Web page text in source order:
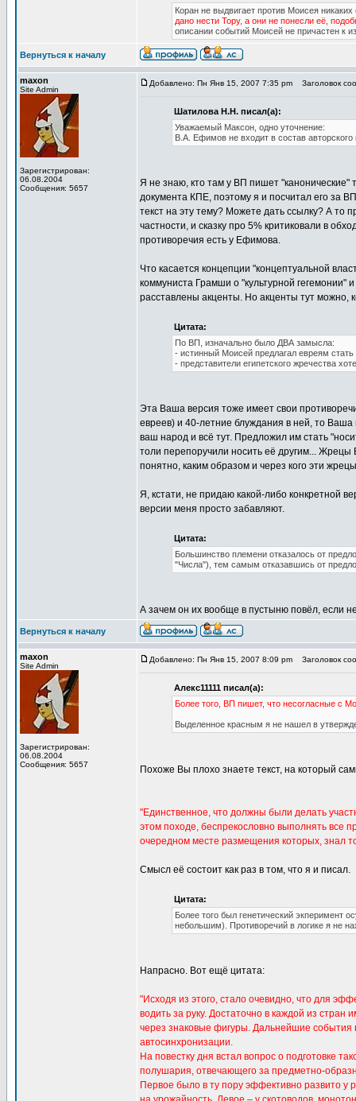
Коран не выдвигает против Моисея
дано нести Тору, а они не понесли её,
описании событий Моисей не причастен к
Вернуться к началу
maxon
Site Admin
Зарегистрирован:
06.08.2004
Сообщения: 5657
Добавлено: Пн Янв 15, 2007 7:35 pm Заголовок
Шатилова Н.Н. писал(а):
Уважаемый Максон, одно уточнение:
В.А. Ефимов не входит в состав
Я не знаю, кто там у ВП пишет "канонические"
документа КПЕ, поэтому я и посчитал его за
текст на эту тему? Можете дать ссылку? А то
частности, и сказку про 5% критиковали в
противоречия есть у Ефимова.
Что касается концепции "концептуальной
коммуниста Грамши о "культурной гегемонии"
расставлены акценты. Но акценты тут можно,
Цитата:
По ВП, изначально было ДВА замысла:
- истинный Моисей предлагал евреям
- представители египетского жречества
Эта Ваша версия тоже имеет свои
евреев) и 40-летние блуждания в ней, то
ваш народ и всё тут. Предложил им стать
толи перепоручили носить её другим... Жрецы
понятно, каким образом и через кого эти
Я, кстати, не придаю какой-либо конкретной
версии меня просто забавляют.
Цитата:
Большинство племени отказалось от
"Числа"), тем самым отказавшись от
А зачем он их вообще в пустыню повёл, если
Вернуться к началу
maxon
Site Admin
Зарегистрирован:
06.08.2004
Сообщения: 5657
Добавлено: Пн Янв 15, 2007 8:09 pm Заголовок
Алекс11111 писал(а):
Более того, ВП пишет, что несогласные с
Выделенное красным я не нашел в
Похоже Вы плохо знаете текст, на который
"Единственное, что должны были делать
этом походе, беспрекословно выполнять все
очередном месте размещения которых, знал
Смысл её состоит как раз в том, что я и писал.
Цитата:
Более того был генетический экперимент
небольшим). Противоречий в логике я не
Напрасно. Вот ещё цитата:
"Исходя из этого, стало очевидно, что для
водить за руку. Достаточно в каждой из
через знаковые фигуры. Дальнейшие события
автосинхронизации.
На повестку дня встал вопрос о подготовке
полушария, отвечающего за предметно-
Первое было в ту пору эффективно развито у